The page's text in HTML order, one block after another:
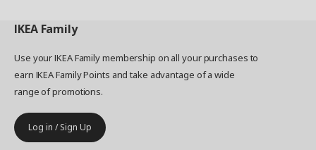
IKEA Family
Use your IKEA Family membership on all your purchases to
earn IKEA Family Points and take advantage of a wide
range of promotions.
Log in / Sign Up